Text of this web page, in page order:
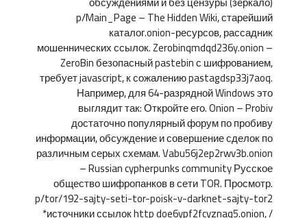
p/Main_Page – The Hidden Wiki, старейший
каталог.onion-ресурсов, рассадник
мошеннических ссылок. Zerobinqmdqd236y.onion –
ZeroBin безопасный pastebin с шифрованием,
требует javascript, к сожалению pastagdsp33j7aoq.
Например, для 64-разрядной Windows это
выглядит так: Откройте его. Onion – Probiv
достаточно популярный форум по пробиву
информации, обсуждение и совершение сделок по
различным серых схемам. Vabu56j2ep2rwv3b.onion
– Russian cypherpunks community Русское
общество шифропанков в сети TOR. Просмотр.
p/tor/192-sajty-seti-tor-poisk-v-darknet-sajty-tor2
*источники ссылок http doe6ypf2fcyznaq5.onion, /